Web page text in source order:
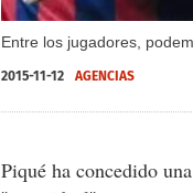
Entre los jugadores,
2015-11-12 AGENCIAS
Piqué ha concedido